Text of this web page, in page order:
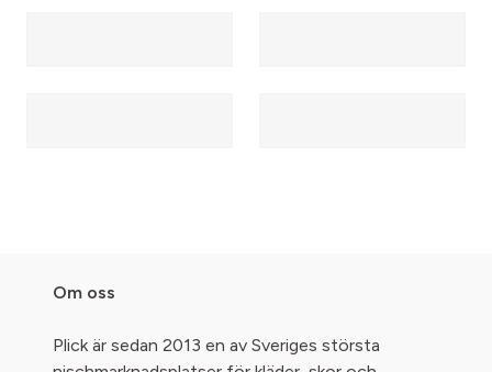
Om oss
Plick är sedan 2013 en av Sveriges största